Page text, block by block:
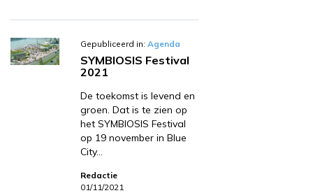
Gepubliceerd in: Agenda
SYMBIOSIS Festival
2021
De toekomst is levend en
groen. Dat is te zien op
het SYMBIOSIS Festival
op 19 november in Blue
City…
Redactie
01/11/2021